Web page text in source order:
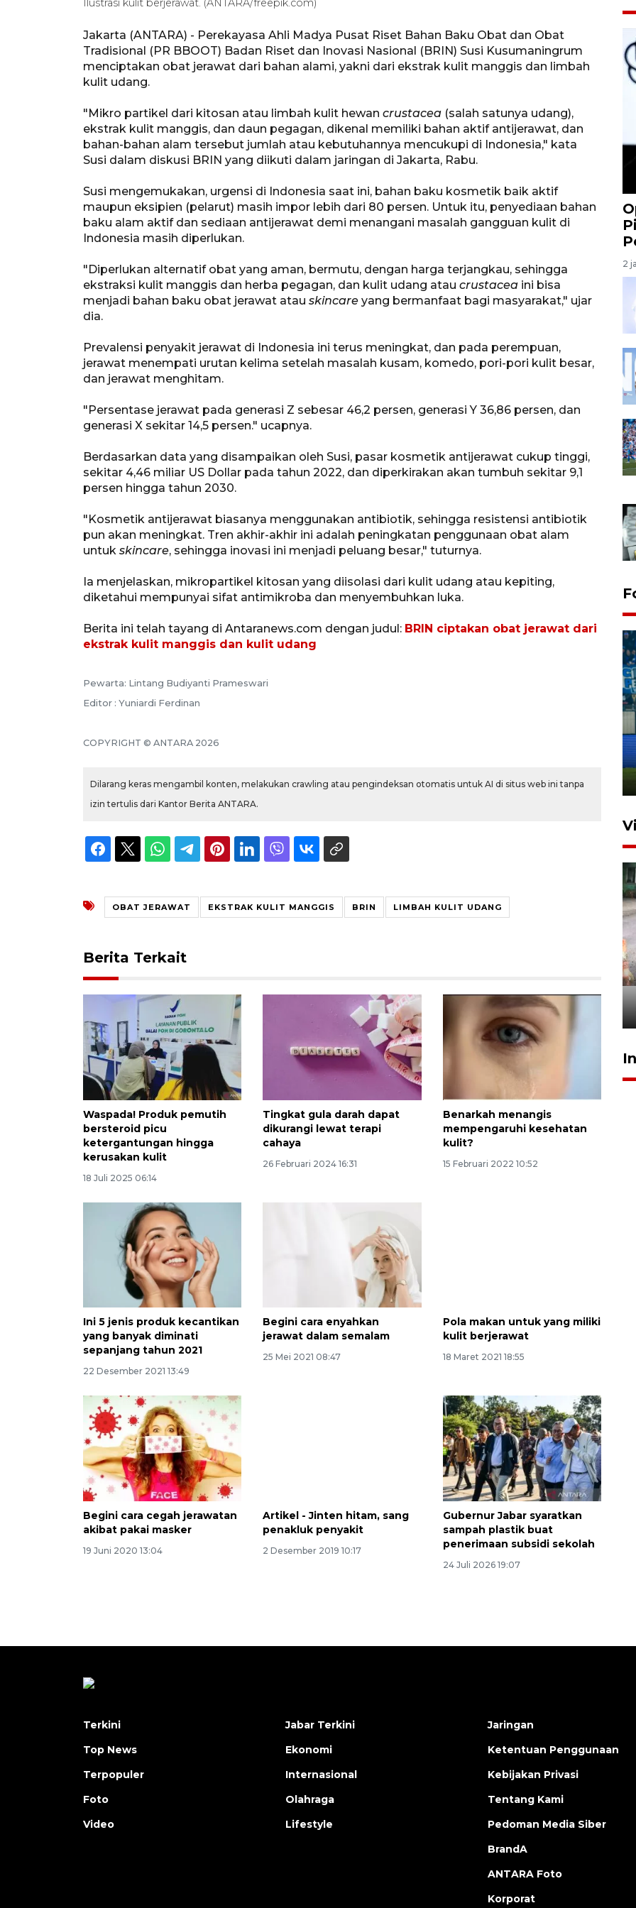
Ilustrasi kulit berjerawat. (ANTARA/freepik.com)
Jakarta (ANTARA) - Perekayasa Ahli Madya Pusat Riset Bahan Baku Obat dan Obat
Tradisional (PR BBOOT) Badan Riset dan Inovasi Nasional (BRIN) Susi Kusumaningrum
menciptakan obat jerawat dari bahan alami, yakni dari ekstrak kulit manggis dan limbah
kulit udang.
"Mikro partikel dari kitosan atau limbah kulit hewan crustacea (salah satunya udang),
ekstrak kulit manggis, dan daun pegagan, dikenal memiliki bahan aktif antijerawat, dan
bahan-bahan alam tersebut jumlah atau kebutuhannya mencukupi di Indonesia," kata
Susi dalam diskusi BRIN yang diikuti dalam jaringan di Jakarta, Rabu.
Susi mengemukakan, urgensi di Indonesia saat ini, bahan baku kosmetik baik aktif
maupun eksipien (pelarut) masih impor lebih dari 80 persen. Untuk itu, penyediaan bahan
baku alam aktif dan sediaan antijerawat demi menangani masalah gangguan kulit di
Indonesia masih diperlukan.
"Diperlukan alternatif obat yang aman, bermutu, dengan harga terjangkau, sehingga
ekstraksi kulit manggis dan herba pegagan, dan kulit udang atau crustacea ini bisa
menjadi bahan baku obat jerawat atau skincare yang bermanfaat bagi masyarakat," ujar
dia.
Prevalensi penyakit jerawat di Indonesia ini terus meningkat, dan pada perempuan,
jerawat menempati urutan kelima setelah masalah kusam, komedo, pori-pori kulit besar,
dan jerawat menghitam.
"Persentase jerawat pada generasi Z sebesar 46,2 persen, generasi Y 36,86 persen, dan
generasi X sekitar 14,5 persen." ucapnya.
Berdasarkan data yang disampaikan oleh Susi, pasar kosmetik antijerawat cukup tinggi,
sekitar 4,46 miliar US Dollar pada tahun 2022, dan diperkirakan akan tumbuh sekitar 9,1
persen hingga tahun 2030.
"Kosmetik antijerawat biasanya menggunakan antibiotik, sehingga resistensi antibiotik
pun akan meningkat. Tren akhir-akhir ini adalah peningkatan penggunaan obat alam
untuk skincare, sehingga inovasi ini menjadi peluang besar," tuturnya.
Ia menjelaskan, mikropartikel kitosan yang diisolasi dari kulit udang atau kepiting,
diketahui mempunyai sifat antimikroba dan menyembuhkan luka.
Berita ini telah tayang di Antaranews.com dengan judul: BRIN ciptakan obat jerawat dari
ekstrak kulit manggis dan kulit udang
Pewarta: Lintang Budiyanti Prameswari
Editor : Yuniardi Ferdinan
COPYRIGHT © ANTARA 2026
Dilarang keras mengambil konten, melakukan crawling atau pengindeksan otomatis untuk AI di situs web ini tanpa
izin tertulis dari Kantor Berita ANTARA.
OBAT JERAWAT EKSTRAK KULIT MANGGIS BRIN LIMBAH KULIT UDANG
Berita Terkait
Waspada! Produk pemutih
bersteroid picu
ketergantungan hingga
kerusakan kulit
18 Juli 2025 06:14
Tingkat gula darah dapat
dikurangi lewat terapi
cahaya
26 Februari 2024 16:31
Benarkah menangis
mempengaruhi kesehatan
kulit?
15 Februari 2022 10:52
Ini 5 jenis produk kecantikan
yang banyak diminati
sepanjang tahun 2021
22 Desember 2021 13:49
Begini cara enyahkan
jerawat dalam semalam
25 Mei 2021 08:47
Pola makan untuk yang miliki
kulit berjerawat
18 Maret 2021 18:55
Begini cara cegah jerawatan
akibat pakai masker
19 Juni 2020 13:04
Artikel - Jinten hitam, sang
penakluk penyakit
2 Desember 2019 10:17
Gubernur Jabar syaratkan
sampah plastik buat
penerimaan subsidi sekolah
24 Juli 2026 19:07
2
penegak hukum
29 Juli 2026 00:31
Ekspedisi Rupiah Berdaulat
2026 sambangi Papua
2026-08-06 13:15:00
Terkini
Top News
Terpopuler
Foto
Video
Jabar Terkini
Ekonomi
Internasional
Olahraga
Lifestyle
Jaringan
Ketentuan Penggunaan
Kebijakan Privasi
Tentang Kami
Pedoman Media Siber
BrandA
ANTARA Foto
Korporat